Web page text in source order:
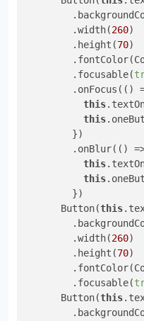
        .width(
260)
        .height(
70)
        .focusable(
.onFocus(()
this
this
        })
.onBlur(()
this
this
        })
      Button(
this
        .width(
260)
        .height(
70)
        .focusable(
      Button(
this